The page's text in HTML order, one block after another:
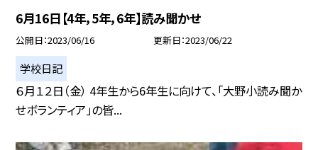
6月16日【4年，5年，6年】読み聞かせ
公開日 2023/06/16 更新日 2023/06/22
学校日記
６月１２日（金） 4年生から6年生に向けて、「大野小読み聞か
せボランティア」の皆...